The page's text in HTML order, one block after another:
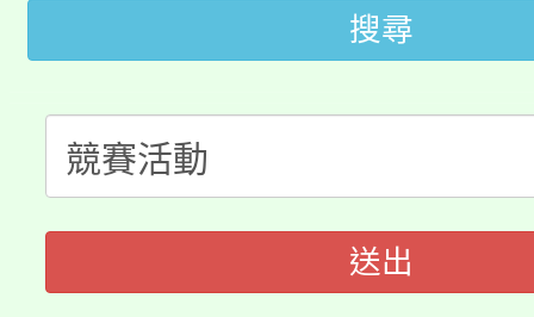
桃園市115學年度學生
代理(課)教師甄選結果(
公告本校115學年度第
轉知中國文化大學推廣
《TA101》溝通分析基
搜尋
送出